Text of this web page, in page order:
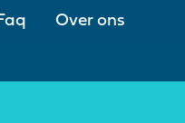
Over ons